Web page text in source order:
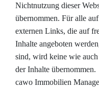
Nichtnutzung dieser
übernommen. Für alle
externen Links, die auf
Inhalte angeboten
sind, wird keine wie
der Inhalte übernommen.
cawo Immobilien